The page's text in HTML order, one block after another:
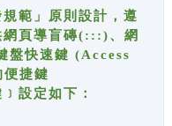
範」原則設計，遵
網頁導盲磚(:::)、網
快速鍵 (Access
捷鍵
設定如下：